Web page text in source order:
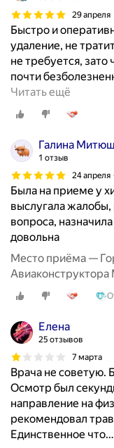
29 апреля
Быстро и
удаление, не
не требуется, зато
почти
Читать ещё
Галина
1 отзыв
24 апреля
Была на приеме у
выслугала жалобы,
вопроса,
довольна
Место приёма —
Авиаконструктора
Елена
25 отзывов
7 марта
Врача не советую.
Осмотр был
направление на
рекомендовал
Единственное что…